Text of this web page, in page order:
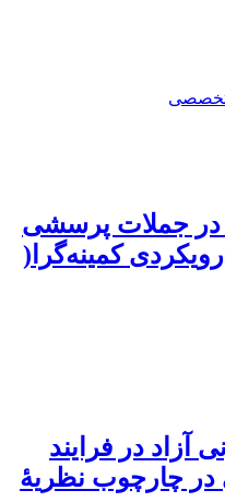
تخصصی
جملات پرسشی
کمینه‌گرا(
آزاد در فرایند
چارچوب نظریۀ